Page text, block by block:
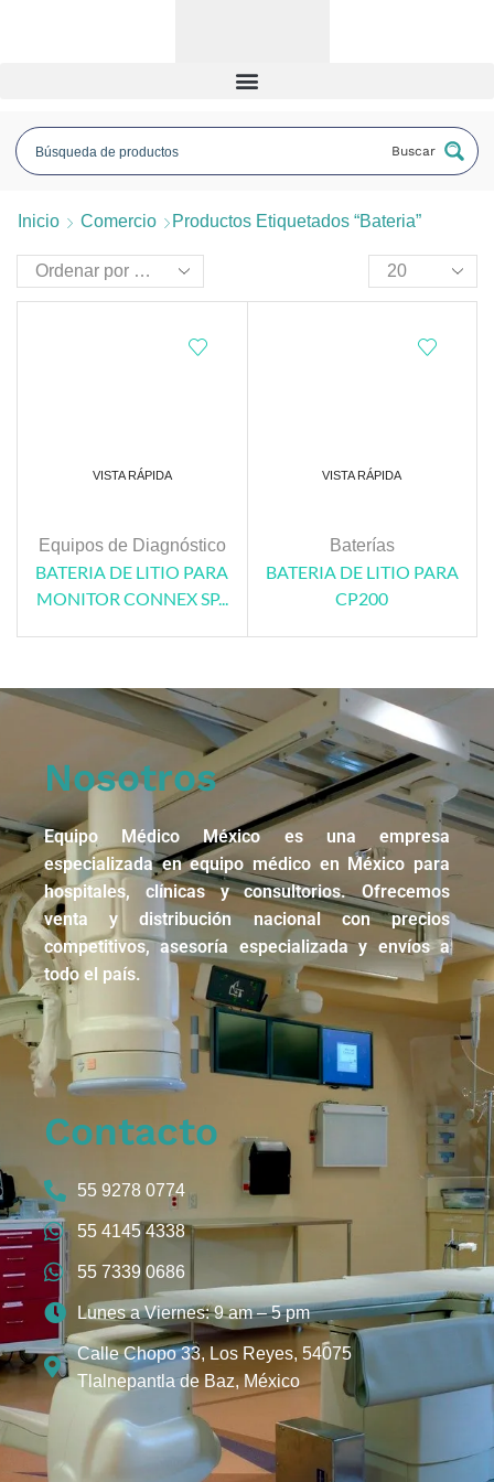
Buscar
Inicio Comercio Productos Etiquetados “bateria”
VISTA RÁPIDA
Equipos de Diagnóstico
BATERIA DE LITIO PARA
MONITOR CONNEX SP...
VISTA RÁPIDA
Baterías
BATERIA DE LITIO PARA
CP200
Nosotros
Equipo Médico México es una empresa
especializada en equipo médico en México para
hospitales, clínicas y consultorios. Ofrecemos
venta y distribución nacional con precios
competitivos, asesoría especializada y envíos a
todo el país.
Contacto
55 9278 0774
55 4145 4338
55 7339 0686
Lunes a Viernes: 9 am – 5 pm
Calle Chopo 33, Los Reyes, 54075
Tlalnepantla de Baz, México